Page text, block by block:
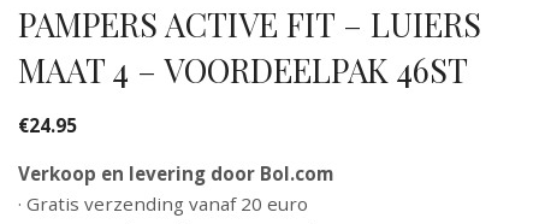
PAMPERS ACTIVE FIT – LUIERS
MAAT 4 – VOORDEELPAK 46ST
€24.95
Verkoop en levering door Bol.com
· Gratis verzending vanaf 20 euro